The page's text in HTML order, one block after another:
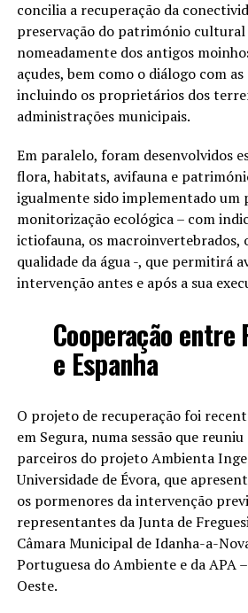
concilia a recuperação da
preservação do património
nomeadamente dos antigos
açudes, bem como o diálogo com
incluindo os proprietários dos
administrações municipais.
Em paralelo, foram desenvolvidos
flora, habitats, avifauna e
igualmente sido implementado um
monitorização ecológica – com
ictiofauna, os macroinvertebrados,
qualidade da água -, que permitirá
intervenção antes e após a sua
Cooperação
e Espanha
O projeto de recuperação foi
em Segura, numa sessão que
parceiros do projeto Ambienta
Universidade de Évora, que
os pormenores da intervenção
representantes da Junta de
Câmara Municipal de Idanha-a-
Portuguesa do Ambiente e da APA
Oeste.